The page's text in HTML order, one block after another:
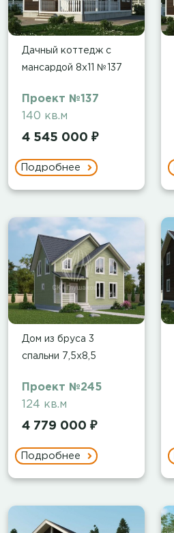
Дачный коттедж с
мансардой 8х11 №137
Проект №137
140 кв.м
4 545 000 ₽
Подробнее
Дом из бруса 3
спальни 7,5х8,5
Проект №245
124 кв.м
4 779 000 ₽
Подробнее